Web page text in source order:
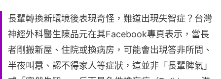
長輩轉換新環境後表現奇怪，難道出現失智症？台灣
神經外科醫生陳品元在其Facebook專頁表示，當長
者剛搬新屋、住院或換病房，可能會出現答非所問、
半夜叫囂、認不得家人等症狀，這並非「長輩脾氣」